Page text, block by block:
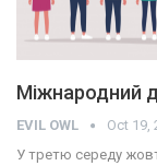
Міжнародний
EVIL OWL Oct 19,
У третю середу